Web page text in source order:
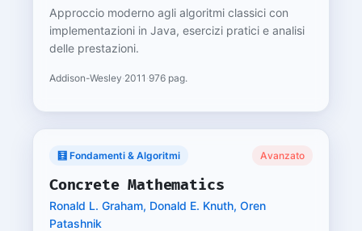
Approccio moderno agli algoritmi classici con
implementazioni in Java, esercizi pratici e analisi
delle prestazioni.
Addison-Wesley·2011 ·976 pag.
🧮 Fondamenti & Algoritmi Avanzato
Concrete Mathematics
Ronald L. Graham, Donald E. Knuth, Oren
Patashnik